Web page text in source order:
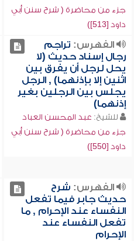
جزء من محاضرة ( شرح سنن أبي
داود [513])
الفهرس: تراجم
رجال إسناد حديث (لا
يحل لرجل أن يفرق بين
اثنين إلا بإذنهما) , الرجل
يجلس بين الرجلين بغير
إذنهما)
للشيخ: عبد المحسن العباد
جزء من محاضرة ( شرح سنن أبي
داود [550])
الفهرس: شرح
حديث جابر فيما تفعل
النفساء عند الإحرام , ما
تفعل النفساء عند
الإحرام